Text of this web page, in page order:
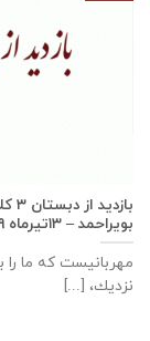
بويراحمد – ۱۳تیرماه ۱۳۹۹
مهربانيست كه ما را
نزديك، [...]